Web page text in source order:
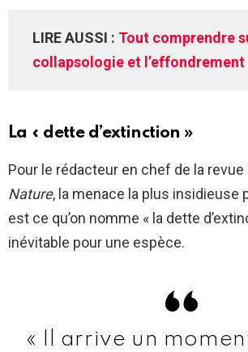
LIRE AUSSI : Tout comprendre
collapsologie et l’effondrement
La « dette d’extinction »
Pour le rédacteur en chef de la
Nature, la menace la plus insidieuse
est ce qu’on nomme « la dette
inévitable pour une espèce.
« Il arrive un